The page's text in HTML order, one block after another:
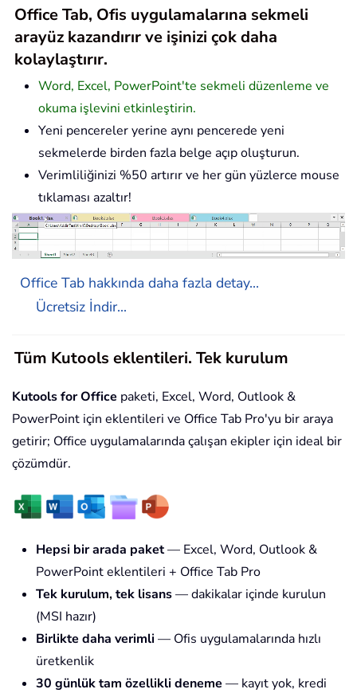
Office Tab, Ofis uygulamalarına sekmeli
arayüz kazandırır ve işinizi çok daha
kolaylaştırır.
Word, Excel, PowerPoint'te sekmeli düzenleme ve
okuma işlevini etkinleştirin.
Yeni pencereler yerine aynı pencerede yeni
sekmelerde birden fazla belge açıp oluşturun.
Verimliliğinizi %50 artırır ve her gün yüzlerce mouse
tıklaması azaltır!
Office Tab hakkında daha fazla detay...
Ücretsiz İndir...
Tüm Kutools eklentileri. Tek kurulum
Kutools for Office paketi, Excel, Word, Outlook &
PowerPoint için eklentileri ve Office Tab Pro'yu bir araya
getirir; Office uygulamalarında çalışan ekipler için ideal bir
çözümdür.
Hepsi bir arada paket— Excel, Word, Outlook &
PowerPoint eklentileri + Office Tab Pro
Tek kurulum, tek lisans— dakikalar içinde kurulun
(MSI hazır)
Birlikte daha verimli — Ofis uygulamalarında hızlı
üretkenlik
30 günlük tam özellikli deneme — kayıt yok, kredi